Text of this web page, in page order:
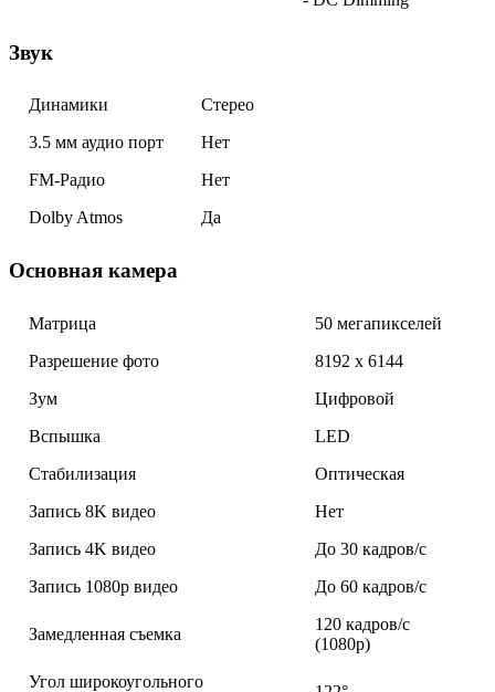
Звук
Динамики
Стерео
3.5 мм аудио порт
Нет
FM-Радио
Нет
Dolby Atmos
Да
Основная камера
Матрица
50 мегапикселей
Разрешение фото
8192 x 6144
Зум
Цифровой
Вспышка
LED
Стабилизация
Оптическая
Запись 8K видео
Нет
Запись 4K видео
До 30 кадров/с
Запись 1080p видео
До 60 кадров/с
Замедленная съемка
120 кадров/с
(1080p)
Угол широкоугольного